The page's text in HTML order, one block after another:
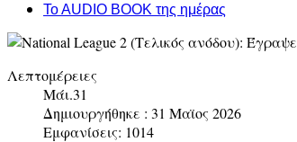
To AUDIO BOOK της ημέρας
Λεπτομέρειες
Μάι.31
Δημιουργήθηκε : 31 Μαϊος 2026
Εμφανίσεις: 1014